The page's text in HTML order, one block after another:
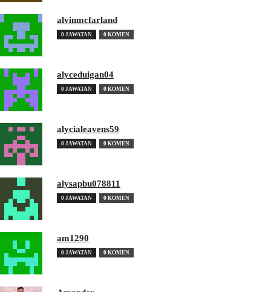
alvinmcfarland
0 JAWATAN 0 KOMEN
alyceduigan04
0 JAWATAN 0 KOMEN
alycialeavens59
0 JAWATAN 0 KOMEN
alysapbu078811
0 JAWATAN 0 KOMEN
am1290
0 JAWATAN 0 KOMEN